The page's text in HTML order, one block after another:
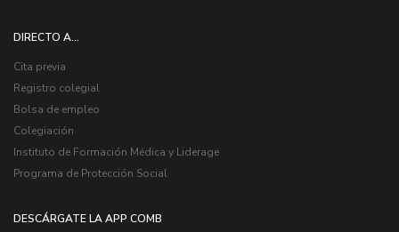
DIRECTO A...
Cita previa
Registro colegial
Bolsa de empleo
Colegiación
Instituto de Formación Médica y Liderage
Programa de Protección Social
DESCÁRGATE LA APP COMB